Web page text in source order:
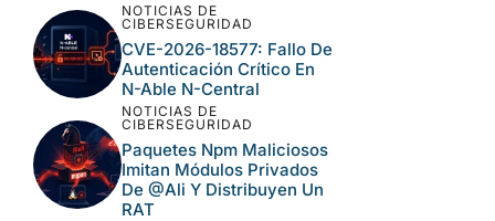
NOTICIAS DE
CIBERSEGURIDAD
CVE-2026-18577: Fallo De
Autenticación Crítico En
N-Able N-Central
NOTICIAS DE
CIBERSEGURIDAD
Paquetes Npm Maliciosos
Imitan Módulos Privados
De @ali Y Distribuyen Un
RAT